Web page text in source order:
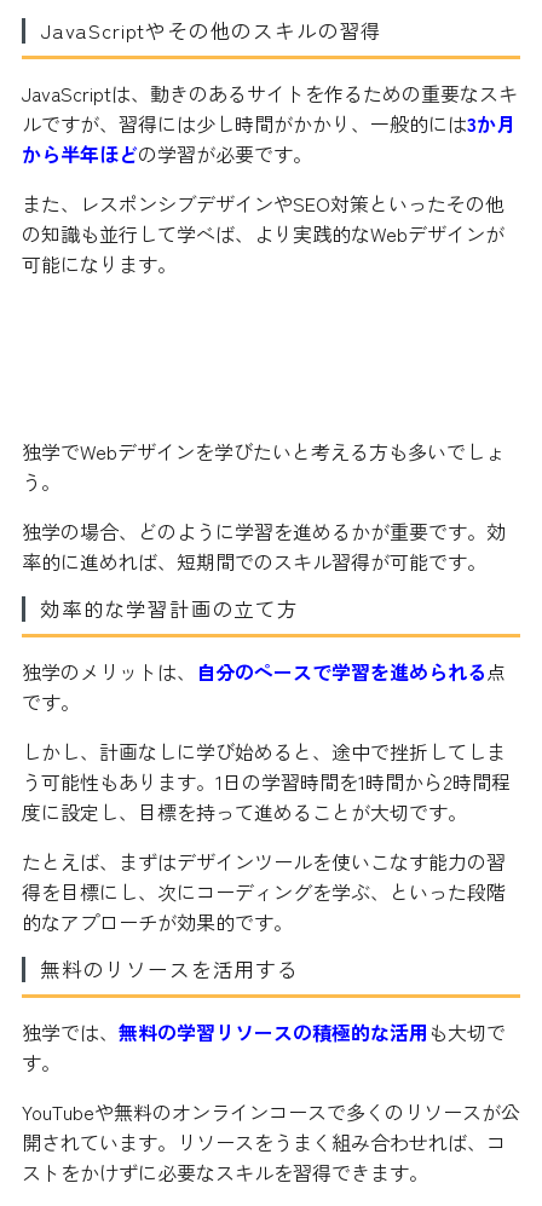
JavaScriptやその他のスキルの習得
JavaScriptは、動きのあるサイトを作るための重要なスキ
ルですが、習得には少し時間がかかり、一般的には3か月
から半年ほどの学習が必要です。
また、レスポンシブデザインやSEO対策といったその他
の知識も並行して学べば、より実践的なWebデザインが
可能になります。
独学でWebデザインを学びたいと考える方も多いでしょ
う。
独学の場合、どのように学習を進めるかが重要です。効
率的に進めれば、短期間でのスキル習得が可能です。
効率的な学習計画の立て方
独学のメリットは、 自分のペースで学習を進められる点
です。
しかし、計画なしに学び始めると、途中で挫折してしま
う可能性もあります。1日の学習時間を1時間から2時間程
度に設定し、目標を持って進めることが大切です。
たとえば、まずはデザインツールを使いこなす能力の習
得を目標にし、次にコーディングを学ぶ、といった段階
的なアプローチが効果的です。
無料のリソースを活用する
独学では、 無料の学習リソースの積極的な活用 も大切で
す。
YouTubeや無料のオンラインコースで多くのリソースが公
開されています。リソースをうまく組み合わせれば、コ
ストをかけずに必要なスキルを習得できます。